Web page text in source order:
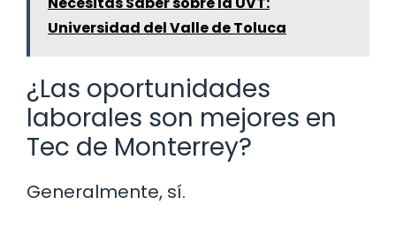
Universidad del Valle de Toluca
¿Las oportunidades
laborales son mejores en
Tec de Monterrey?
Generalmente, sí.